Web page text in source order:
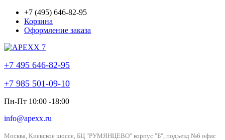
+7 (495) 646-82-95
Корзина
Оформление заказа
+7 495 646-82-95
+7 985 501-09-10
Пн-Пт 10:00 -18:00
info@apexx.ru
Москва, Киевское шоссе, БЦ "РУМЯНЦЕВО" корпус "Б", подъезд №6 офис